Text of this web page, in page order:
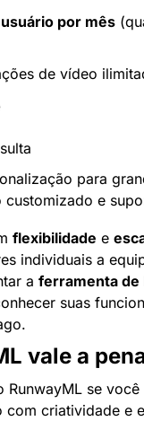
por mês
de vídeo
para
customizado e
flexibilidade e
individuais a
a ferramenta de
suas
vale a
RunwayML se
com criatividade e